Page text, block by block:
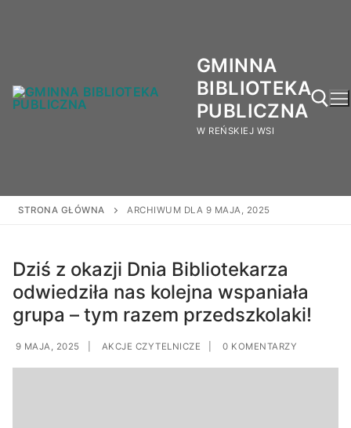
GMINNA
BIBLIOTEKA
PUBLICZNA
W REŃSKIEJ WSI
STRONA GŁÓWNA ARCHIWUM DLA 9 MAJA, 2025
Dziś z okazji Dnia Bibliotekarza
odwiedziła nas kolejna wspaniała
grupa – tym razem przedszkolaki!
9 MAJA, 2025 AKCJE CZYTELNICZE 0 KOMENTARZY